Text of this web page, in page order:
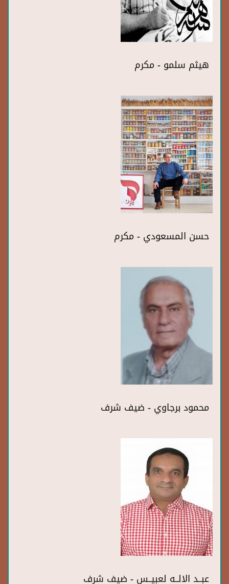
هيثم سلمو - مكرم
حسن المسعودي - مكرم
محمود برجاوي - ضيف شرف
عبــد الالــه لعبيــس - ضيف شرف